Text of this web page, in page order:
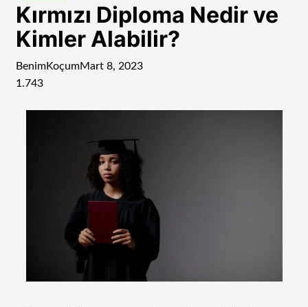
Kırmızı Diploma Nedir ve
Kimler Alabilir?
BenimKoçumMart 8, 2023
1.743